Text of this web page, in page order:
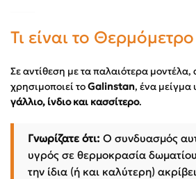
Τι είναι το
Σε αντίθεση με τα παλαιότερα μοντέλα,
χρησιμοποιεί τοGalinstan, ένα
γάλλιο, ίνδιο και κασσίτερο.
Γνωρίζατε ότι: Ο συνδυασμός
υγρός σε θερμοκρασία
την ίδια (ή και καλύτερη)